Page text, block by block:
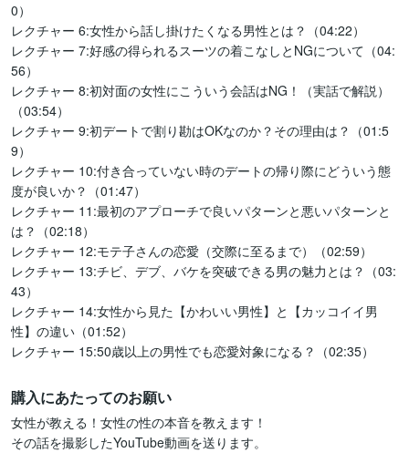
0）
レクチャー 6:女性から話し掛けたくなる男性とは？（04:22）
レクチャー 7:好感の得られるスーツの着こなしとNGについて（04:
56）
レクチャー 8:初対面の女性にこういう会話はNG！（実話で解説）
（03:54）
レクチャー 9:初デートで割り勘はOKなのか？その理由は？（01:5
9）
レクチャー 10:付き合っていない時のデートの帰り際にどういう態
度が良いか？（01:47）
レクチャー 11:最初のアプローチで良いパターンと悪いパターンと
は？（02:18）
レクチャー 12:モテ子さんの恋愛（交際に至るまで）（02:59）
レクチャー 13:チビ、デブ、バケを突破できる男の魅力とは？（03:
43）
レクチャー 14:女性から見た【かわいい男性】と【カッコイイ男
性】の違い（01:52）
購入にあたってのお願い
女性が教える！女性の性の本音を教えます！
その話を撮影したYouTube動画を送ります。